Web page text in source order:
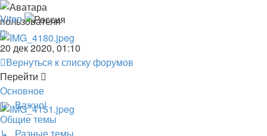
Viten
20 дек 2020, 01:10
Вернуться к списку форумов
Перейти
Основное
↳ Важно!
Общие темы